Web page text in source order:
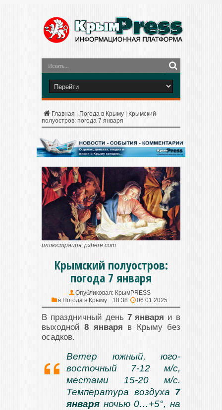
Главная Погода в Крыму
Крымский
полуостров: погода 7 января
иллюстрация: pxhere.com
Крымский полуостров:
погода 7 января
Опубликовал: КрымPRESS
в Погода в Крыму 18:38 06.01.2025
В праздничный день 7 января и в
выходной8 января в Крыму без
осадков.
Ветер южный, юго-
восточный 7-12 м/с,
местами 15-20 м/с.
Температура воздуха 7
января ночью 0…+5°, на